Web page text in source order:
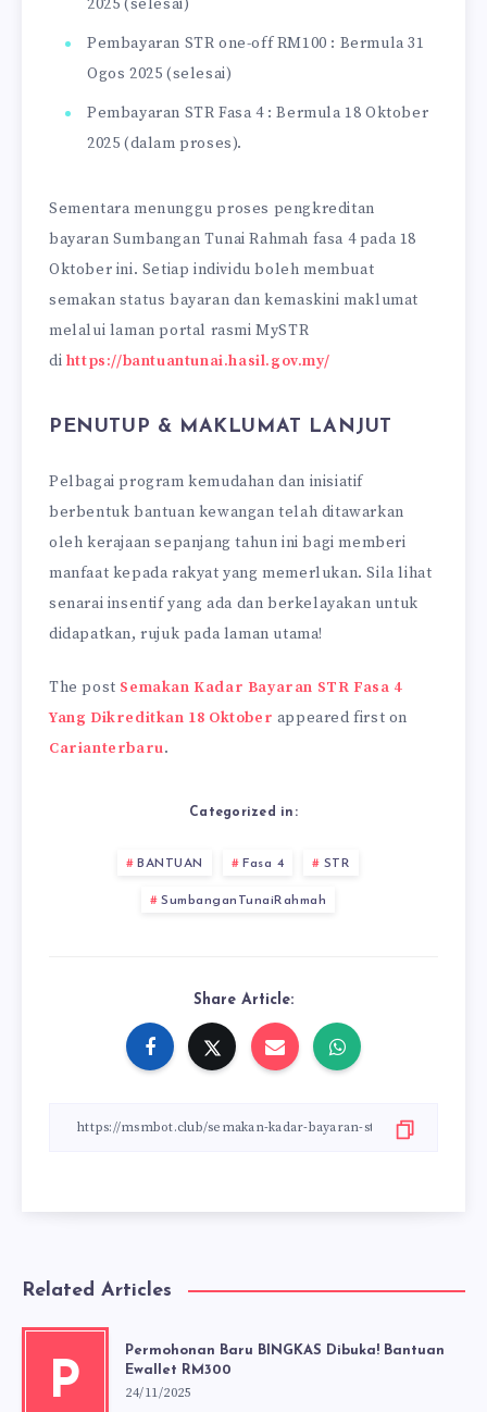
2025 (selesai)
Pembayaran STR one-off RM100 : Bermula 31
Ogos 2025 (selesai)
Pembayaran STR Fasa 4 : Bermula 18 Oktober
2025 (dalam proses).
Sementara menunggu proses pengkreditan
bayaran Sumbangan Tunai Rahmah fasa 4 pada 18
Oktober ini. Setiap individu boleh membuat
semakan status bayaran dan kemaskini maklumat
melalui laman portal rasmi MySTR
di https://bantuantunai.hasil.gov.my/
PENUTUP & MAKLUMAT LANJUT
Pelbagai program kemudahan dan inisiatif
berbentuk bantuan kewangan telah ditawarkan
oleh kerajaan sepanjang tahun ini bagi memberi
manfaat kepada rakyat yang memerlukan. Sila lihat
senarai insentif yang ada dan berkelayakan untuk
didapatkan, rujuk pada laman utama!
The post Semakan Kadar Bayaran STR Fasa 4
Yang Dikreditkan 18 Oktober appeared first on
Carianterbaru.
Categorized in:
BANTUAN Fasa 4 STR
SumbanganTunaiRahmah
Share Article:
Related Articles
P
Permohonan Baru BINGKAS Dibuka! Bantuan
Ewallet RM300
24/11/2025